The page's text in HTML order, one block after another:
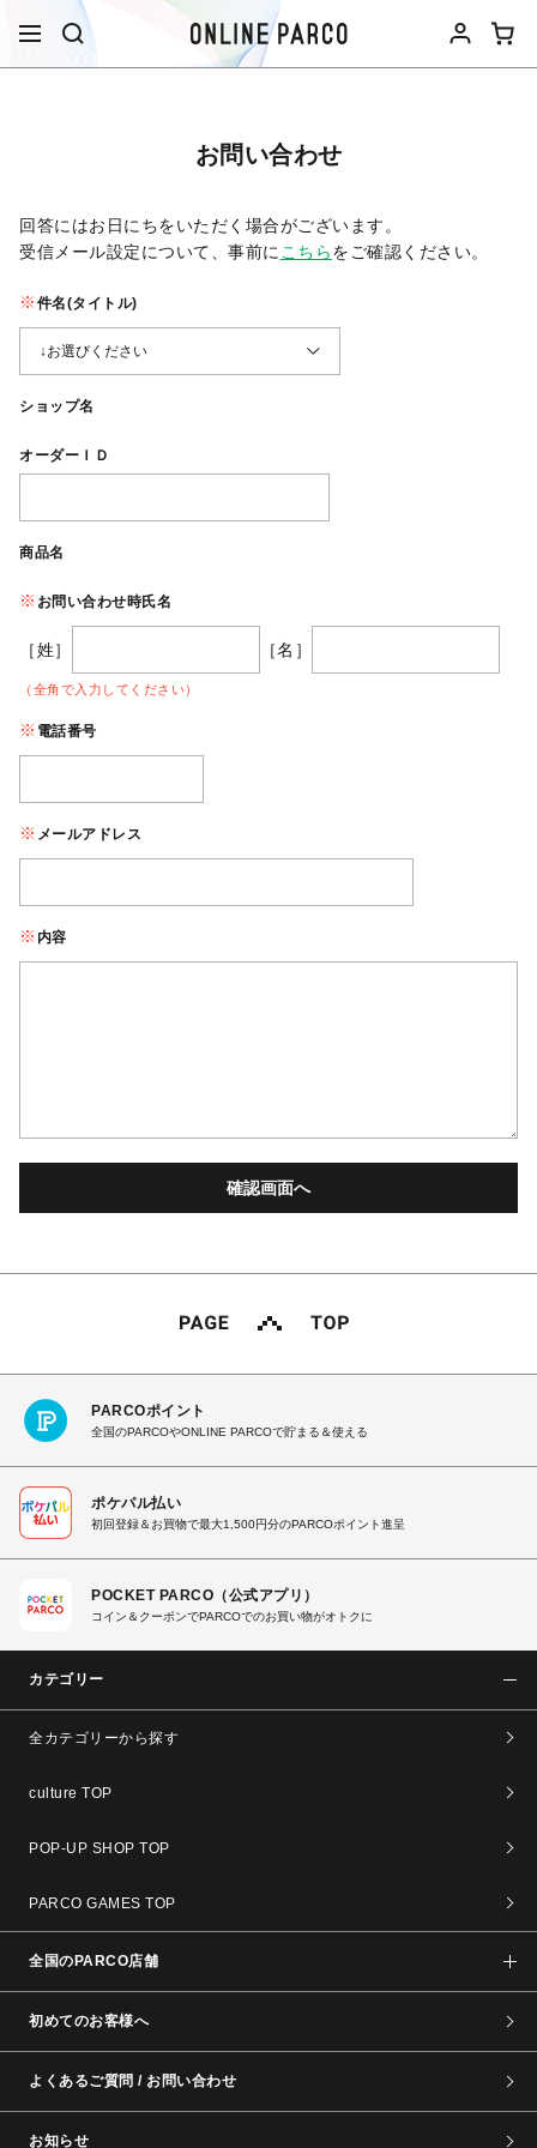
お問い合わせ
回答にはお日にちをいただく場合がございます。
受信メール設定について、事前に こちらをご確認ください。​
件名(タイトル)
ショップ名
オーダーＩＤ
商品名
お問い合わせ時氏名
［姓］ ［名］
（全角で入力してください）
電話番号
メールアドレス
内容
PARCOポイント
全国のPARCOやONLINE PARCOで貯まる＆使える
ポケパル払い
初回登録＆お買物で最大1,500円分のPARCOポイント進呈
POCKET PARCO（公式アプリ）
コイン＆クーポンでPARCOでのお買い物がオトクに
カテゴリー
全カテゴリーから探す
culture TOP
POP-UP SHOP TOP
PARCO GAMES TOP
全国のPARCO店舗
初めてのお客様へ
よくあるご質問 / お問い合わせ
お知らせ